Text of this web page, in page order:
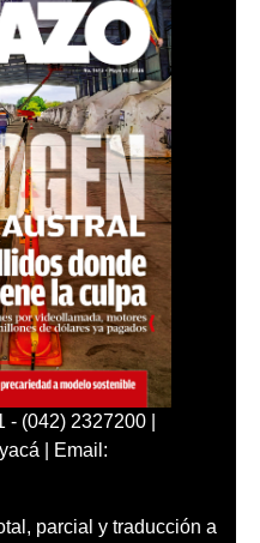
(042) 2327200 |
| Email:
parcial y traducción a